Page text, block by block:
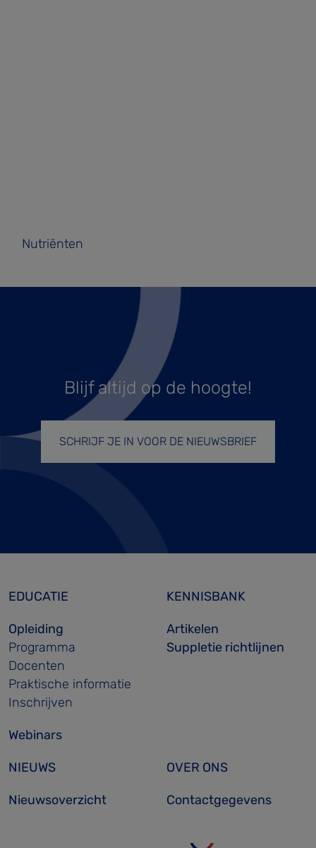
Nutriënten
Blijf altijd op de hoogte!
SCHRIJF JE IN VOOR DE NIEUWSBRIEF
EDUCATIE
Opleiding
Programma
Docenten
Praktische informatie
Inschrijven
Webinars
KENNISBANK
Artikelen
Suppletie richtlijnen
NIEUWS
Nieuwsoverzicht
OVER ONS
Contactgegevens